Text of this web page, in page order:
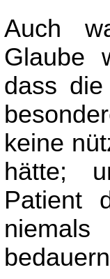
Auch
Glaube
dass
keine
hätte;
Patient